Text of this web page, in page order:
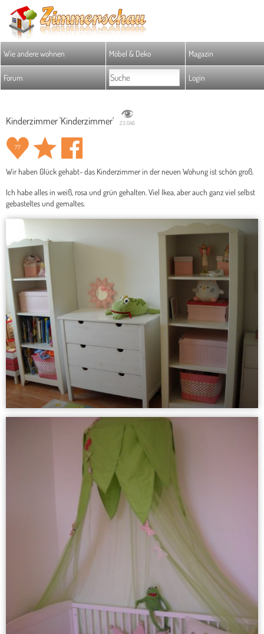
Wie andere wohnen Möbel & Deko Magazin
Forum Login
Kinderzimmer 'Kinderzimmer' 23.046
77
Wir haben Glück gehabt- das Kinderzimmer in der neuen Wohung ist schön groß.
Ich habe alles in weiß, rosa und grün gehalten. Viel Ikea, aber auch ganz viel selbst
gebasteltes und gemaltes.